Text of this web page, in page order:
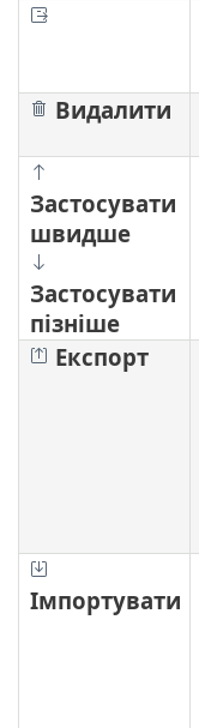
Видалити
Застосувати
швидше
Застосувати
пізніше
Експорт
Імпортувати